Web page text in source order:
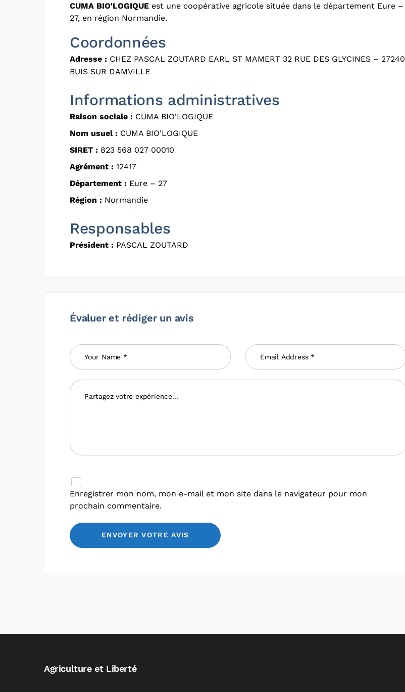
CUMA BIO'LOGIQUE est une coopérative agricole située dans le département Eure –
27, en région Normandie.
Coordonnées
Adresse : CHEZ PASCAL ZOUTARD EARL ST MAMERT 32 RUE DES GLYCINES – 27240
BUIS SUR DAMVILLE
Informations administratives
Raison sociale : CUMA BIO'LOGIQUE
Nom usuel : CUMA BIO'LOGIQUE
SIRET : 823 568 027 00010
Agrément : 12417
Département : Eure – 27
Région : Normandie
Responsables
Président : PASCAL ZOUTARD
Évaluer et rédiger un avis
Enregistrer mon nom, mon e-mail et mon site dans le navigateur pour mon
prochain commentaire.
Agriculture et Liberté